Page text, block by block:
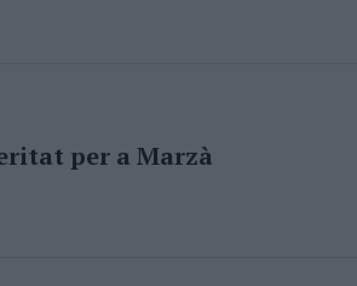
per a Marzà